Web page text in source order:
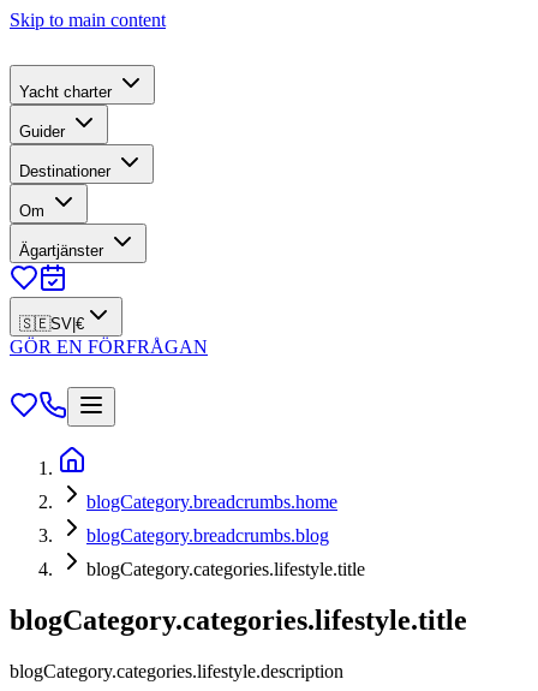
Skip to main content
Yacht charter
Guider
Destinationer
Om
Ägartjänster
🇸🇪SV €
GÖR EN FÖRFRÅGAN
blogCategory.breadcrumbs.home
blogCategory.breadcrumbs.blog
blogCategory.categories.lifestyle.title
blogCategory.categories.lifestyle.title
blogCategory.categories.lifestyle.description